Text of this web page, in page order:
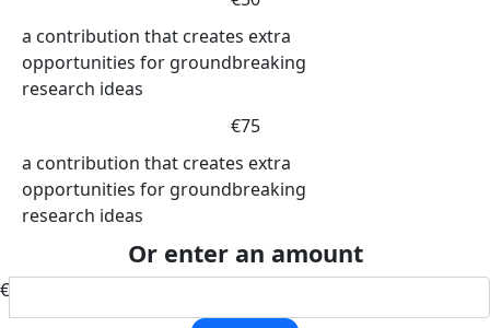
a contribution that creates extra
opportunities for groundbreaking
research ideas
€75
a contribution that creates extra
opportunities for groundbreaking
research ideas
Or enter an amount
€